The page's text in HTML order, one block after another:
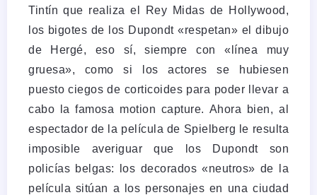
Tintín que realiza el Rey Midas de Hollywood,
los bigotes de los Dupondt «respetan» el dibujo
de Hergé, eso sí, siempre con «línea muy
gruesa», como si los actores se hubiesen
puesto ciegos de corticoides para poder llevar a
cabo la famosa motion capture. Ahora bien, al
espectador de la película de Spielberg le resulta
imposible averiguar que los Dupondt son
policías belgas: los decorados «neutros» de la
película sitúan a los personajes en una ciudad